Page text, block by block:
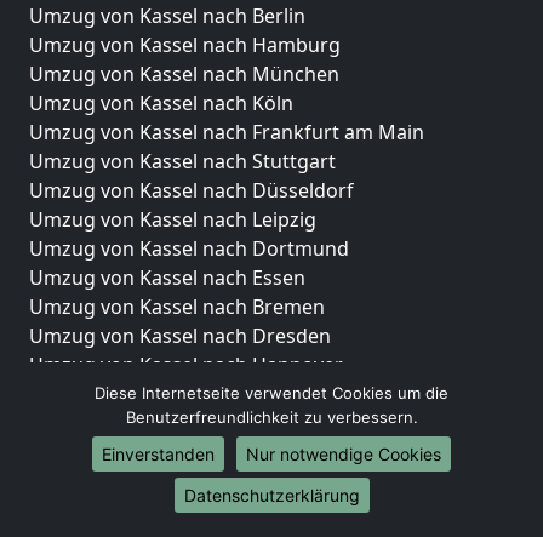
Umzug von Kassel nach Berlin
Umzug von Kassel nach Hamburg
Umzug von Kassel nach München
Umzug von Kassel nach Köln
Umzug von Kassel nach Frankfurt am Main
Umzug von Kassel nach Stuttgart
Umzug von Kassel nach Düsseldorf
Umzug von Kassel nach Leipzig
Umzug von Kassel nach Dortmund
Umzug von Kassel nach Essen
Umzug von Kassel nach Bremen
Umzug von Kassel nach Dresden
Umzug von Kassel nach Hannover
Umzug von Kassel nach Nürnberg
Umzug von Kassel nach Duisburg
Umzug von Kassel nach Bochum
Umzug von Kassel nach Wuppertal
Umzug von Kassel nach Bielefeld
Diese Internetseite verwendet Cookies um die
Benutzerfreundlichkeit zu verbessern.
Einverstanden
Nur notwendige Cookies
Datenschutzerklärung